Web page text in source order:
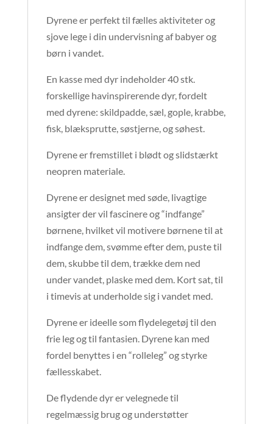
Dyrene er perfekt til fælles aktiviteter og
sjove lege i din undervisning af babyer og
børn i vandet.
En kasse med dyr indeholder 40 stk.
forskellige havinspirerende dyr, fordelt
med dyrene: skildpadde, sæl, gople, krabbe,
fisk, blæksprutte, søstjerne, og søhest.
Dyrene er fremstillet i blødt og slidstærkt
neopren materiale.
Dyrene er designet med søde, livagtige
ansigter der vil fascinere og “indfange”
børnene, hvilket vil motivere børnene til at
indfange dem, svømme efter dem, puste til
dem, skubbe til dem, trække dem ned
under vandet, plaske med dem. Kort sat, til
i timevis at underholde sig i vandet med.
Dyrene er ideelle som flydelegetøj til den
frie leg og til fantasien. Dyrene kan med
fordel benyttes i en “rolleleg” og styrke
fællesskabet.
De flydende dyr er velegnede til
regelmæssig brug og understøtter